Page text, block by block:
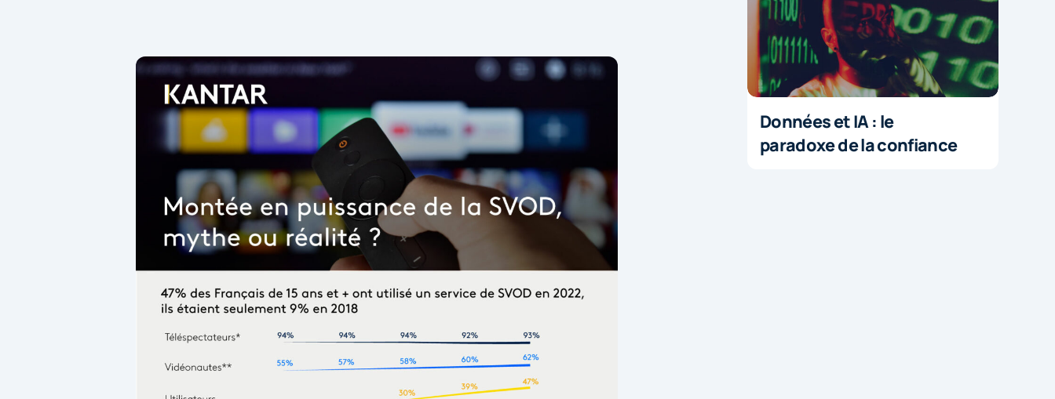
Données et IA : le
paradoxe de la confiance